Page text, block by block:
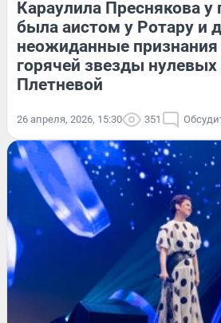
Караулила Преснякова у
была аистом у Ротару и
неожиданные
горячей звезды
Плетневой
26 апреля, 2026, 15:30 351